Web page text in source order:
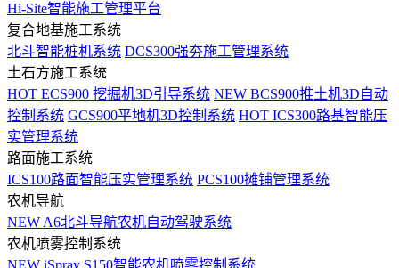
Hi-Site智能施工管理平台
复合地基施工系统
北斗智能桩机系统 DCS300强夯施工管理系统
土石方施工系统
HOT ECS900 挖掘机3D引导系统 NEW BCS900推土机3D自动
控制系统 GCS900平地机3D控制系统 HOT ICS300路基智能压
实管理系统
路面施工系统
ICS100路面智能压实管理系统 PCS100摊铺管理系统
农机导航
NEW A6北斗导航农机自动驾驶系统
农机喷雾控制系统
NEW iSpray S150智能农机喷雾控制系统